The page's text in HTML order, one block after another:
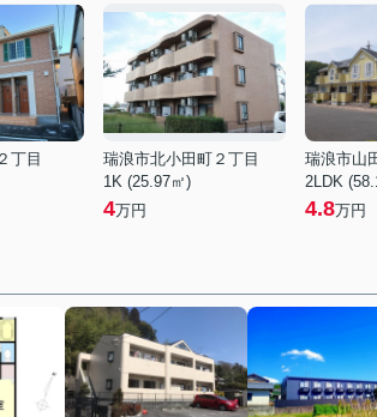
丁目
瑞浪市北小田町２丁目
1K (25.97㎡)
4万円
瑞浪市山
2LDK
4.8万円